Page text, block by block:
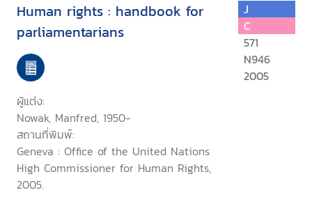
Human rights : handbook for
parliamentarians
ผู้แต่ง:
Nowak, Manfred, 1950-
สถานที่พิมพ์:
Geneva : Office of the United Nations
High Commissioner for Human Rights,
2005.
J
C
571
N946
2005